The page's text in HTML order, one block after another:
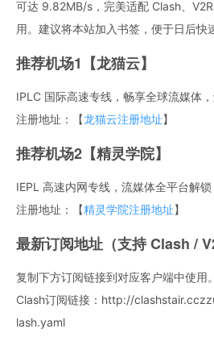
可达 9.82MB/s，完美适配 Clash、
用。建议将本站加入书签，便于日后快
推荐机场1【龙猫云】
IPLC 国际高速专线，畅享全球流媒体
注册地址：【龙猫云注册地址】
推荐机场2【精灵学院】
IEPL 高速内网专线，流媒体全平台解
注册地址：【精灵学院注册地址】
最新订阅地址（支持 Clash /
复制下方订阅链接到对应客户端中使用。
Clash订阅链接：http://
lash.yaml